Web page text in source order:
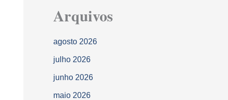
Arquivos
agosto 2026
julho 2026
junho 2026
maio 2026